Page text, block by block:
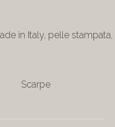
in Italy, pelle
Scarpe